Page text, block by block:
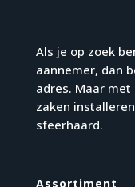
Als je op zoek
aannemer, dan
adres. Maar
zaken
sfeerhaard.
Assortiment